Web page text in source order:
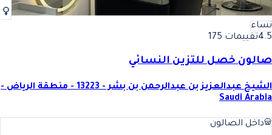
نساء
4.5تقييمات 175
صالون خصل للتزين النسائي
الشيخ عبدالعزيز بن عبدالرحمن بن بشر - 13223 - منطقة الرياض -
Saudi Arabia
داخل الصالون